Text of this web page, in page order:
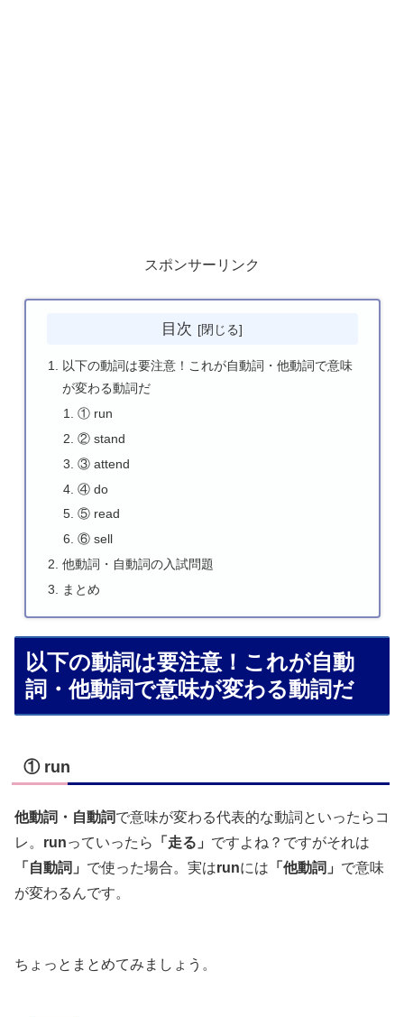
スポンサーリンク
目次
以下の動詞は要注意！これが自動詞・他動詞で意味
が変わる動詞だ
① run
② stand
③ attend
④ do
⑤ read
⑥ sell
他動詞・自動詞の入試問題
まとめ
以下の動詞は要注意！これが自動
詞・他動詞で意味が変わる動詞だ
① run
他動詞・自動詞で意味が変わる代表的な動詞といったらコ
レ。 runっていったら 「走る」 ですよね？ですがそれは
「自動詞」 で使った場合。実はrunには 「他動詞」 で意味
が変わるんです。
ちょっとまとめてみましょう。